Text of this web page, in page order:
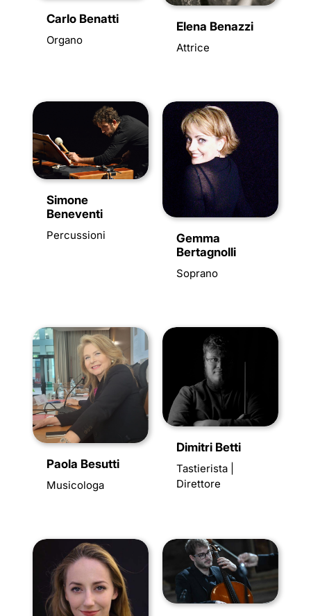
Carlo Benatti
Organo
Elena Benazzi
Attrice
Simone
Beneventi
Percussioni
Gemma
Bertagnolli
Soprano
Paola Besutti
Musicologa
Dimitri Betti
Tastierista |
Direttore